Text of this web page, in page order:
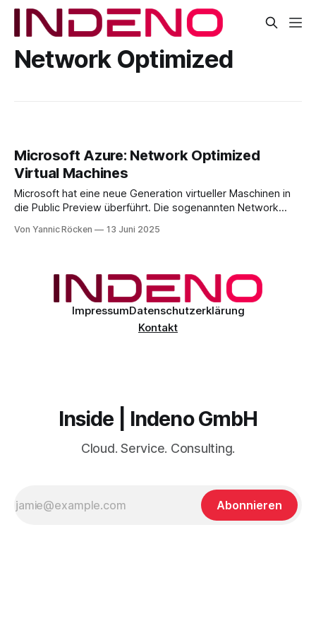
Network Optimized
Microsoft Azure: Network Optimized
Virtual Machines
Microsoft hat eine neue Generation virtueller Maschinen in
die Public Preview überführt. Die sogenannten Network
Anwendungen konzipiert und basieren auf der fünften
Dndsv6, Dnlsv6, Dnldsv6, Ensv6 und Endsv6 verfügbar.
Technologischer
Von Yannic Röcken 13 Juni 2025
ImpressumDatenschutzerklärung
Kontakt
Inside | Indeno GmbH
Cloud. Service. Consulting.
Abonnieren